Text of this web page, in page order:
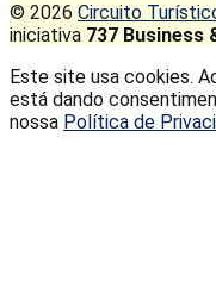
© 2026 Circuito
iniciativa 737 Business
Este site usa cookies.
está dando
nossa Política de